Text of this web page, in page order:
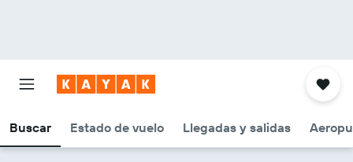
Buscar Estado de vuelo Llegadas y salidas